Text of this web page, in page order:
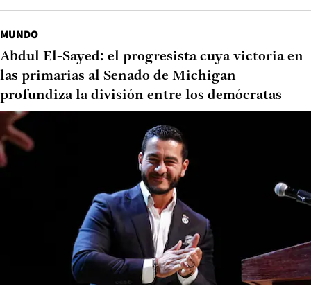
MUNDO
Abdul El-Sayed: el progresista cuya victoria en
las primarias al Senado de Michigan
profundiza la división entre los demócratas